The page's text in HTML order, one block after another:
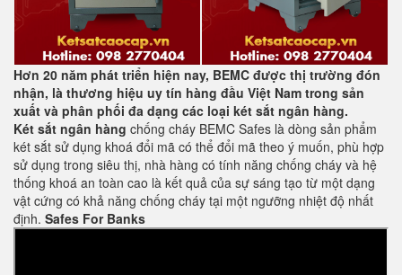
Hơn 20 năm phát triển hiện nay, BEMC được thị trường đón
nhận, là thương hiệu uy tín hàng đầu Việt Nam trong sản
xuất và phân phối đa dạng các loại két sắt ngân hàng.
Két sắt ngân hàng chống cháy BEMC Safes là dòng sản phẩm
két sắt sử dụng khoá đổi mã có thể đổi mã theo ý muốn, phù hợp
sử dụng trong siêu thị, nhà hàng có tính năng chống cháy và hệ
thống khoá an toàn cao là kết quả của sự sáng tạo từ một dạng
vật cứng có khả năng chống cháy tại một ngưỡng nhiệt độ nhất
định. Safes For Banks